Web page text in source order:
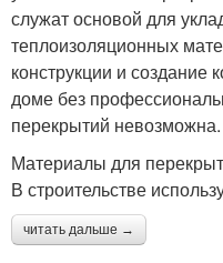
служат основой для
теплоизоляционных
конструкции и создание
доме без
перекрытий невозможна.
Материалы для
В строительстве
читать дальше →